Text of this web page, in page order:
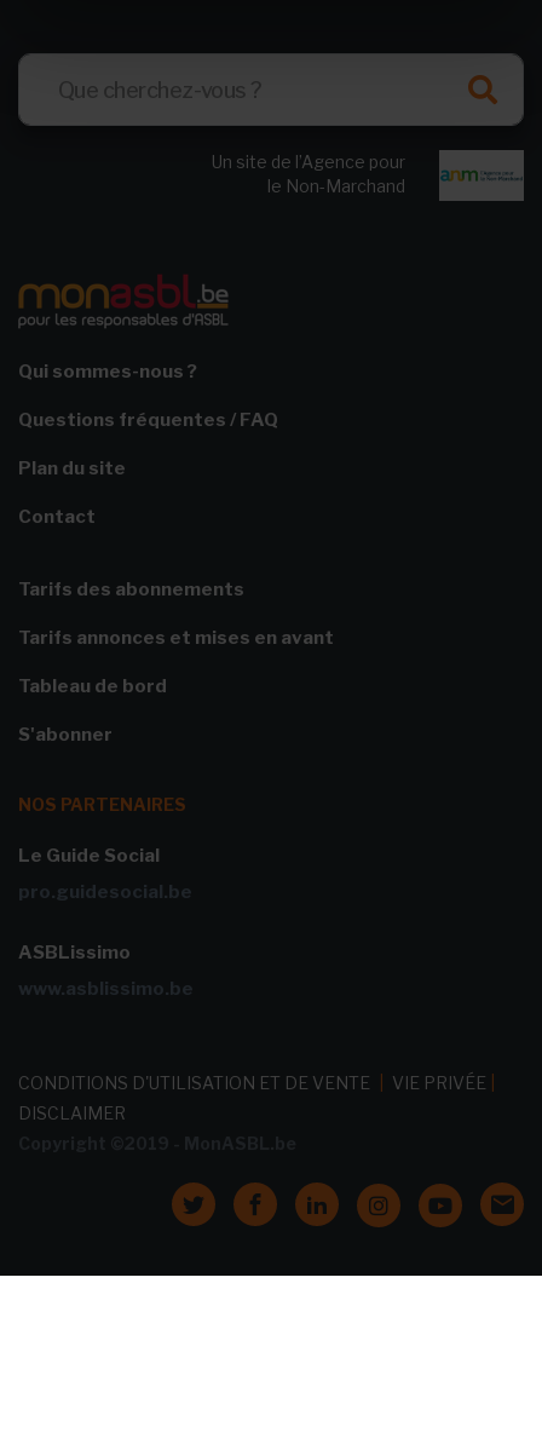
Un site de l’Agence pour
le Non-Marchand
Qui sommes-nous ?
Questions fréquentes / FAQ
Plan du site
Contact
Tarifs des abonnements
Tarifs annonces et mises en avant
Tableau de bord
S'abonner
NOS PARTENAIRES
Le Guide Social
pro.guidesocial.be
ASBLissimo
www.asblissimo.be
CONDITIONS D'UTILISATION ET DE VENTE VIE PRIVÉE
DISCLAIMER